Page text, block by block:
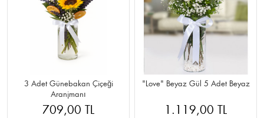
3 Adet Günebakan Çiçeği
Aranjmanı
709,00 TL
"Love" Beyaz Gül 5 Adet Beyaz
1.119,00 TL